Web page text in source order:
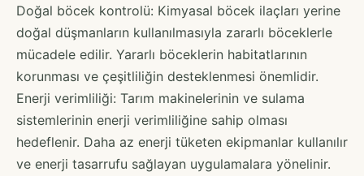
Doğal böcek kontrolü: Kimyasal böcek ilaçları yerine
doğal düşmanların kullanılmasıyla zararlı böceklerle
mücadele edilir. Yararlı böceklerin habitatlarının
korunması ve çeşitliliğin desteklenmesi önemlidir.
Enerji verimliliği: Tarım makinelerinin ve sulama
sistemlerinin enerji verimliliğine sahip olması
hedeflenir. Daha az enerji tüketen ekipmanlar kullanılır
ve enerji tasarrufu sağlayan uygulamalara yönelinir.